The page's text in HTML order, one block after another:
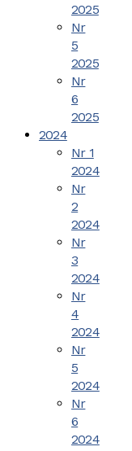
2025
Nr
5
2025
Nr
6
2025
2024
Nr 1
2024
Nr
2
2024
Nr
3
2024
Nr
4
2024
Nr
5
2024
Nr
6
2024